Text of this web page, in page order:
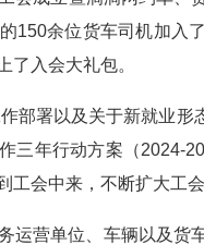
150余位货车司机加入
了入会大礼包。
作部署以及关于新就业
三年行动方案（2024-
会中来，不断扩大工
运营单位、车辆以及货